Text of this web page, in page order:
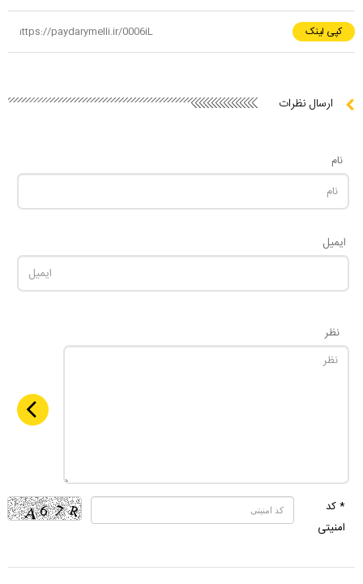
کپی لینک
ارسال نظرات
نام
ایمیل
نظر
* کد
امنیتی